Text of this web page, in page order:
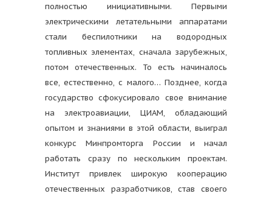
полностью инициативными. Первыми
электрическими летательными аппаратами
стали беспилотники на водородных
топливных элементах, сначала зарубежных,
потом отечественных. То есть начиналось
все, естественно, с малого… Позднее, когда
государство сфокусировало свое внимание
на электроавиации, ЦИАМ, обладающий
опытом и знаниями в этой области, выиграл
конкурс Минпромторга России и начал
работать сразу по нескольким проектам.
Институт привлек широкую кооперацию
отечественных разработчиков, став своего